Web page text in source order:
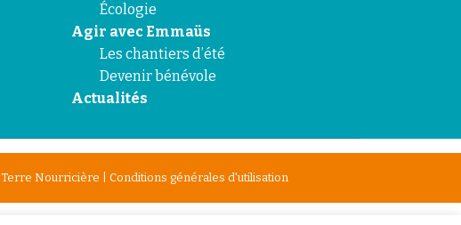
Écologie
Agir avec Emmaüs
Les chantiers d’été
Devenir bénévole
Actualités
Terre Nourricière Conditions générales d'utilisation